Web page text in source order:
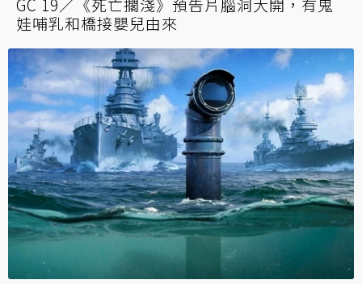
GC 19／《死亡擱淺》預告片腦洞大開，有鬼
娃哺乳和橋接嬰兒由來